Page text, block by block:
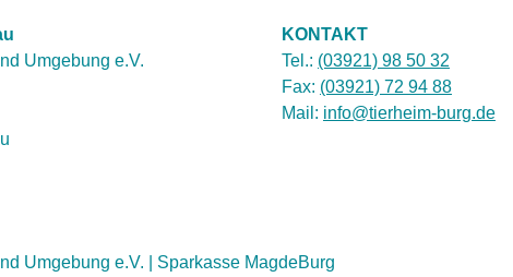
Umgebung e.V.
KONTAKT
Tel.: (03921) 98 50 32
Fax: (03921) 72 94 88
Mail: info@tierheim-burg.de
Umgebung e.V. | Sparkasse MagdeBurg